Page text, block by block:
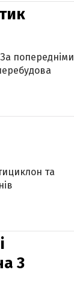
попередніми
та
3